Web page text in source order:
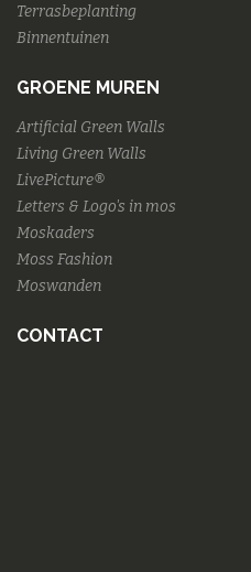
Terrasbeplanting
Binnentuinen
GROENE MUREN
Artificial Green Walls
Living Green Walls
LivePicture®
Letters & Logo's in mos
Moskaders
Moss Fashion
Moswanden
CONTACT